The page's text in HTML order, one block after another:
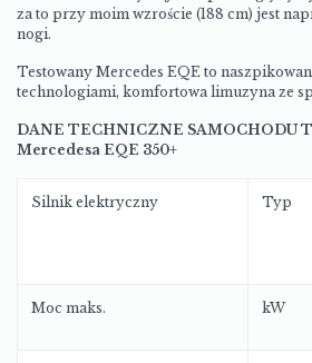
za to przy moim wzroście (188 cm) jest
nogi.
Testowany Mercedes EQE to
technologiami, komfortowa limuzyna ze
DANE TECHNICZNE SAMOCHODU
Mercedesa EQE 350+
Silnik elektryczny Typ
Moc maks. kW